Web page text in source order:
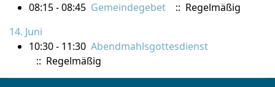
08:15 - 08:45 Gemeindegebet
:: Regelmäßig
14. Juni
10:30 - 11:30 Abendmahlsgottesdienst
:: Regelmäßig